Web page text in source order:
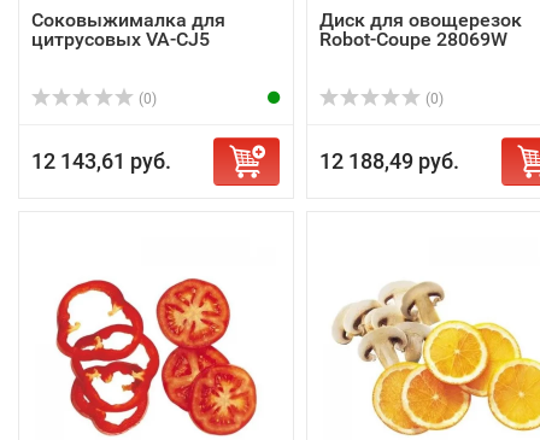
Соковыжималка для
цитрусовых VA-CJ5
(0)
12 143,61 руб.
Диск для овощерезок
Robot-Coupe 28069W
(0)
12 188,49 руб.